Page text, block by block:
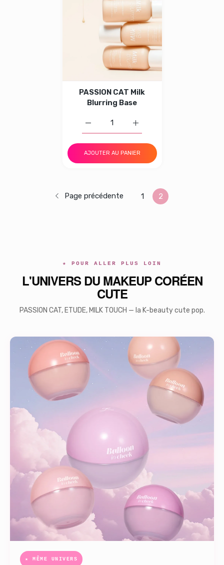
PASSION CAT Milk
Blurring Base
Augmenter la quantité de
Augmenter la quantité de PASSION
AJOUTER AU PANIER
Page précédente 1 2
★ POUR ALLER PLUS LOIN
L'UNIVERS DU MAKEUP CORÉEN
CUTE
PASSION CAT, ETUDE, MILK TOUCH — la K-beauty cute pop.
★ MÊME UNIVERS